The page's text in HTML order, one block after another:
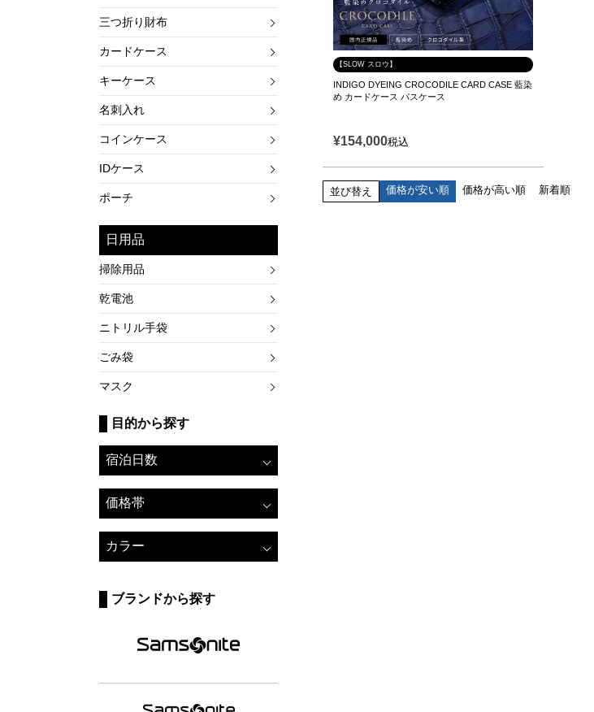
三つ折り財布
カードケース
キーケース
名刺入れ
コインケース
IDケース
ポーチ
日用品
掃除用品
乾電池
ニトリル手袋
ごみ袋
マスク
目的から探す
宿泊日数
価格帯
カラー
ブランドから探す
【SLOW スロウ】
INDIGO DYEING CROCODILE CARD CASE 藍染
め カードケース パスケース
¥154,000税込
並び替え 価格が安い順 価格が高い順 新着順